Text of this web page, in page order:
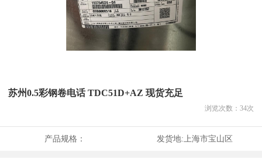
苏州0.5彩钢卷电话 TDC51D+AZ 现货充足
浏览次数： 34次
产品规格： 发货地: 上海市宝山区